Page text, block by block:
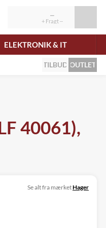
ELEKTRONIK & IT
TILBUD OUTLET
40061),
Se alt fra mærketHager